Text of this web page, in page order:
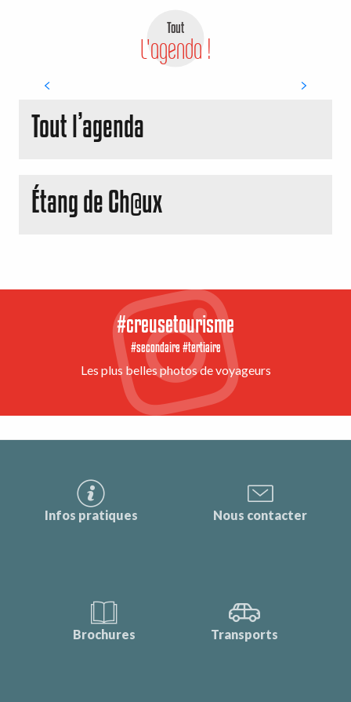
Tout
L'agenda !
13
Etang de Chaux : Les critaux de
Tout l’agenda
Étang de Ch@ux
#creusetourisme
#secondaire #tertiaire
Les plus belles photos de voyageurs
Infos pratiques Nous contacter
Brochures Transports